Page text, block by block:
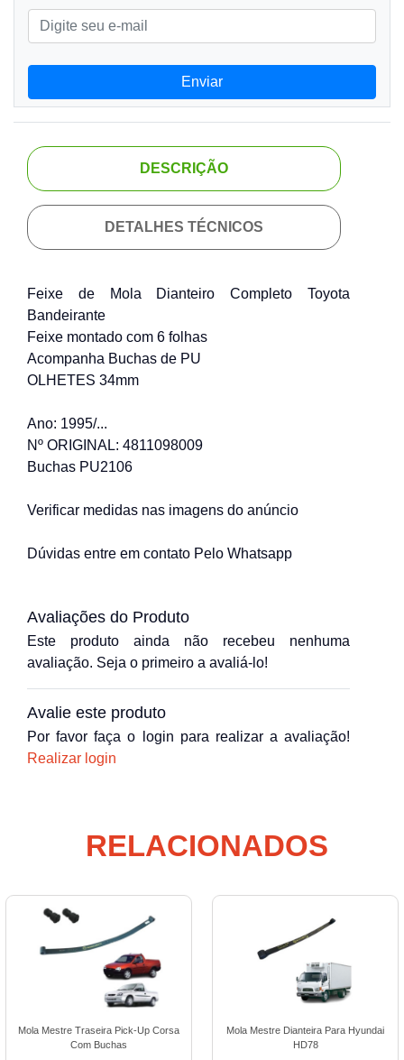
Enviar
DESCRIÇÃO
DETALHES TÉCNICOS
Feixe de Mola Dianteiro Completo Toyota
Bandeirante
Feixe montado com 6 folhas
Acompanha Buchas de PU
OLHETES 34mm
Ano: 1995/...
Nº ORIGINAL: 4811098009
Buchas PU2106
Verificar medidas nas imagens do anúncio
Dúvidas entre em contato Pelo Whatsapp
Avaliações do Produto
Este produto ainda não recebeu nenhuma
avaliação. Seja o primeiro a avaliá-lo!
Avalie este produto
Por favor faça o login para realizar a avaliação!
Realizar login
RELACIONADOS